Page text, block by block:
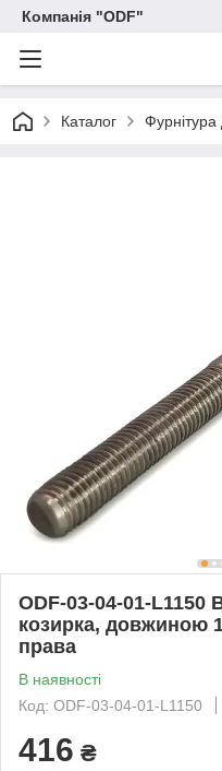
Компанія "ODF"
Каталог Фурнітура
ODF-03-04-01-L1150
козирка, довжиною
права
В наявності
Код: ODF-03-04-01-L1150
416 ₴